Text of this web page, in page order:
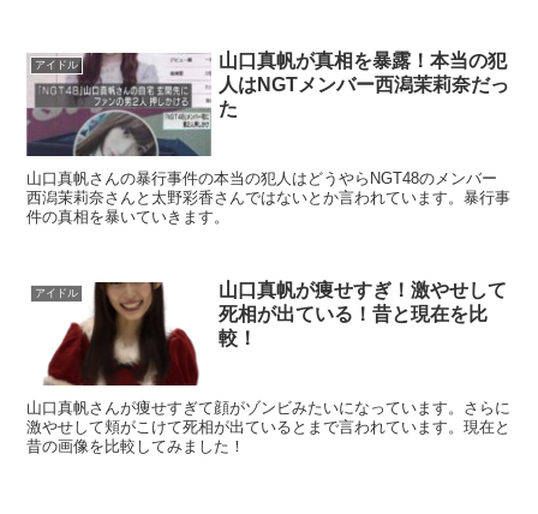
アイドル
山口真帆が真相を暴露！本当の犯
人はNGTメンバー西潟茉莉奈だっ
た
山口真帆さんの暴行事件の本当の犯人はどうやらNGT48のメンバー
西潟茉莉奈さんと太野彩香さんではないとか言われています。暴行事
件の真相を暴いていきます。
アイドル
山口真帆が痩せすぎ！激やせして
死相が出ている！昔と現在を比
較！
山口真帆さんが痩せすぎて顔がゾンビみたいになっています。さらに
激やせして頬がこけて死相が出ているとまで言われています。現在と
昔の画像を比較してみました！